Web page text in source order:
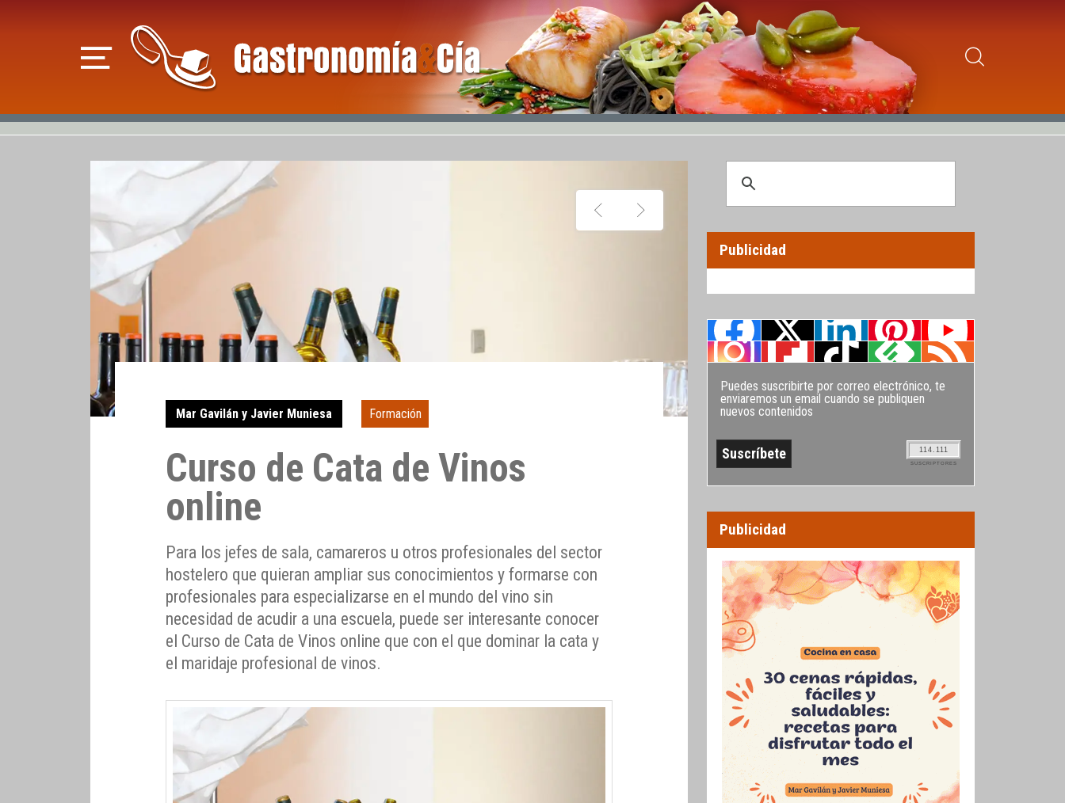
Mar Gavilán y Javier Muniesa Formación
Curso de Cata de Vinos
online
Para los jefes de sala, camareros u otros profesionales del sector
hostelero que quieran ampliar sus conocimientos y formarse con
profesionales para especializarse en el mundo del vino sin
necesidad de acudir a una escuela, puede ser interesante conocer
el Curso de Cata de Vinos online que con el que dominar la cata y
el maridaje profesional de vinos.
Publicidad
Puedes suscribirte por correo electrónico, te
enviaremos un email cuando se publiquen
nuevos contenidos
114.111
SUSCRIPTORES
Publicidad